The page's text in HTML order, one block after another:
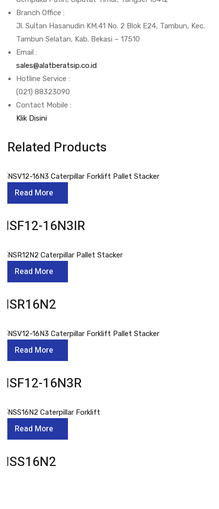
Branch Office :
Jl. Sultan Hasanudin KM.41 No. 2 Blok E24, Tambun, Kec.
Tambun Selatan, Kab. Bekasi – 17510
Email :
sales@alatberatsip.co.id
Hotline Service :
(021) 88323090
Contact Mobile :
Klik Disini
Related Products
Read More
NSF12-16N3IR
Read More
NSR16N2
Read More
NSF12-16N3R
Read More
NSS16N2